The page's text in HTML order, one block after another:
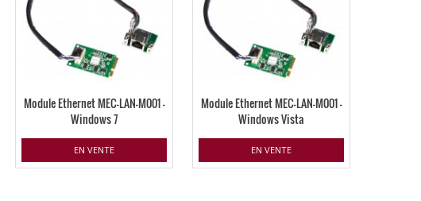
Module Ethernet MEC-LAN-M001 –
Windows 7
EN VENTE
Module Ethernet MEC-LAN-M001 –
Windows Vista
EN VENTE